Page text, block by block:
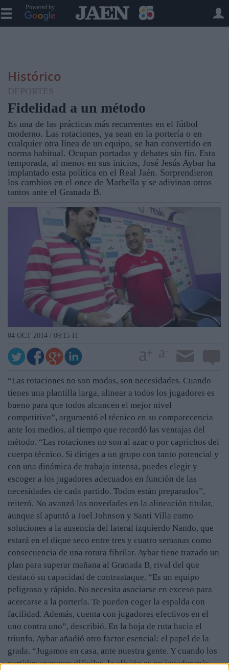
Powered by
Histórico
DEPORTES
Fidelidad a un método
Es una de las prácticas más recurrentes en el fútbol
moderno. Las rotaciones, ya sean en la portería o en
cualquier otra línea de un equipo, se han convertido en
norma habitual. Ocupan portadas y debates sin fin. Esta
temporada, al menos en sus inicios, José Jesús Aybar ha
implantado esta política en el Real Jaén. Sorprendieron
los cambios en el once de Marbella y se adivinan otros
tantos ante el Granada B.
04 OCT 2014 / 09:15 H.
“Las rotaciones no son modas, son necesidades. Cuando
tienes una plantilla larga, alinear a todos los jugadores es
bueno para que todos alcancen el mejor nivel
competitivo”, argumentó el técnico en su comparecencia
ante los medios, al tiempo que recordó las ventajas del
método. “Las rotaciones no son al azar o por caprichos del
cuerpo técnico. Si diriges a un grupo con tanto potencial y
con una dinámica de trabajo intensa, puedes elegir y
escoger a los jugadores adecuados en función de las
necesidades de cada partido. Todos están preparados”,
reiteró. No avanzó las novedades en la alineación titular,
aunque sí apuntó a Joel Johnson y Santi Villa como
soluciones a la ausencia del lateral izquierdo Nando, que
estará en el dique seco entre tres y cuatro semanas como
consecuencia de una rotura fibrilar. Aybar tiene trazado un
plan para superar mañana al Granada B, rival del que
destacó su capacidad de contraataque. “Es un equipo
peligroso y rápido. No necesita asociarse en exceso para
acercarse a la portería. Te pueden coger la espalda con
facilidad. Además, cuenta con jugadores efectivos en el
uno contra uno”, describió. En la hoja de ruta hacia el
triunfo, Aybar añadió otro factor esencial: el papel de la
grada. “Jugamos en casa, ante nuestra gente. Y cuando los
partidos se ponen dífíciles, la afición es un jugador más.